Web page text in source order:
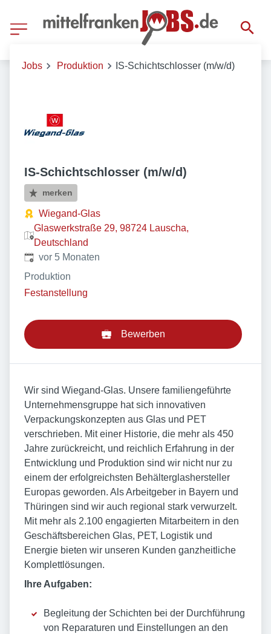
Jobs Produktion IS-Schichtschlosser (m/w/d)
IS-Schichtschlosser (m/w/d)
merken
Wiegand-Glas
Glaswerkstraße 29, 98724 Lauscha,
Deutschland
Veröffentlicht:
vor 5 Monaten
Produktion
Festanstellung
Bewerben
Wir sind Wiegand-Glas. Unsere familiengeführte
Unternehmensgruppe hat sich innovativen
Verpackungskonzepten aus Glas und PET
verschrieben. Mit einer Historie, die mehr als 450
Jahre zurückreicht, und reichlich Erfahrung in der
Entwicklung und Produktion sind wir nicht nur zu
einem der erfolgreichsten Behälterglashersteller
Europas geworden. Als Arbeitgeber in Bayern und
Thüringen sind wir auch regional stark verwurzelt.
Mit mehr als 2.100 engagierten Mitarbeitern in den
Geschäftsbereichen Glas, PET, Logistik und
Energie bieten wir unseren Kunden ganzheitliche
Komplettlösungen.
Ihre Aufgaben:
Begleitung der Schichten bei der Durchführung
von Reparaturen und Einstellungen an den